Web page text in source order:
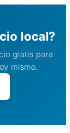
local?
gratis para
mismo.